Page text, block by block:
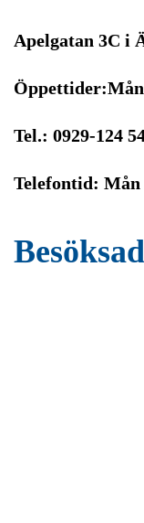
Apelgatan 3C i
Tel.: 0929-124
Telefontid: Mån